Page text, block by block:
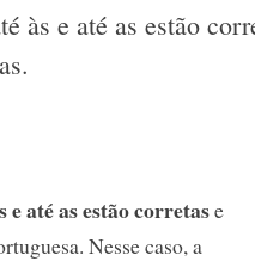
às e até as estão
e até as estão corretase
Nesse caso, a